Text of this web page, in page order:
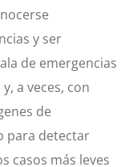
y ser
de emergencias
a veces, con
de
para detectar
casos más leves